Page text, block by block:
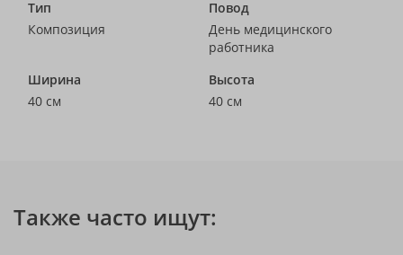
Тип
Композиция
Повод
День медицинского
работника
Ширина
40 см
Высота
40 см
Также часто ищут: